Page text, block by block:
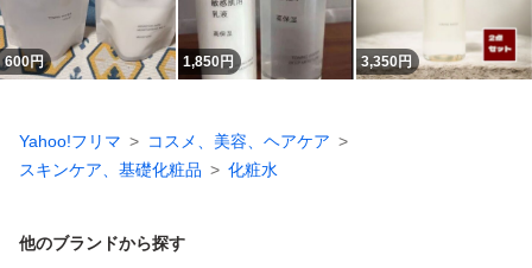
600円 1,850円 3,350円
Yahoo!フリマ
コスメ、美容、ヘアケア
スキンケア、基礎化粧品
化粧水
他のブランドから探す